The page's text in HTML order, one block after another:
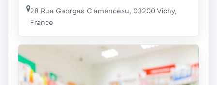
28 Rue Georges Clemenceau, 03200 Vichy,
France